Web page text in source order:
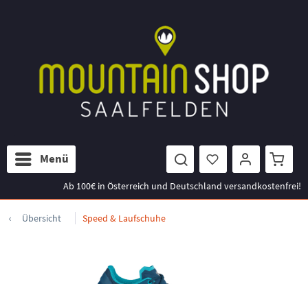
Menü
Ab 100€ in Österreich und Deutschland versandkostenfrei!
Übersicht Speed & Laufschuhe